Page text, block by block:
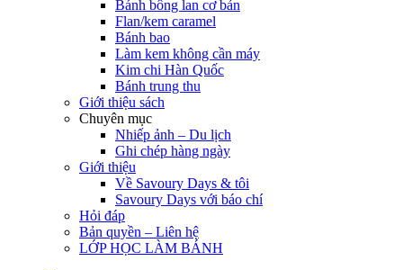
Bánh bông lan cơ bản
Flan/kem caramel
Bánh bao
Làm kem không cần máy
Kim chi Hàn Quốc
Bánh trung thu
Giới thiệu sách
Chuyên mục
Nhiếp ảnh – Du lịch
Ghi chép hàng ngày
Giới thiệu
Về Savoury Days & tôi
Savoury Days với báo chí
Hỏi đáp
Bản quyền – Liên hệ
LỚP HỌC LÀM BÁNH